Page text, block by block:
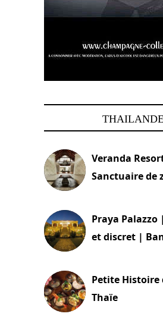
THAILANDE
Veranda
Sanctuaire de
Praya
et discret |
Petite Histoire
Thaïe